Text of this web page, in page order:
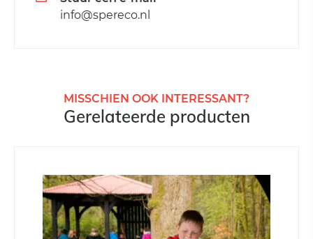
info@spereco.nl
MISSCHIEN OOK INTERESSANT?
Gerelateerde producten